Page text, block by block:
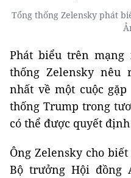
Tổng thống Zelensky phát
Phát biểu trên mạng
thống Zelensky nêu
nhất về một cuộc
thống Trump trong
có thể được quyết
Ông Zelensky cho
Bộ trưởng Hội đồng